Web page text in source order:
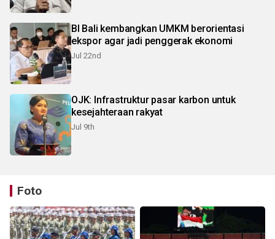
BI Bali kembangkan UMKM berorientasi
ekspor agar jadi penggerak ekonomi
Jul 22nd
OJK: Infrastruktur pasar karbon untuk
kesejahteraan rakyat
Jul 9th
Foto